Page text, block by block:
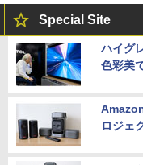
Special Site
ハイグ
色彩美
ロジェ